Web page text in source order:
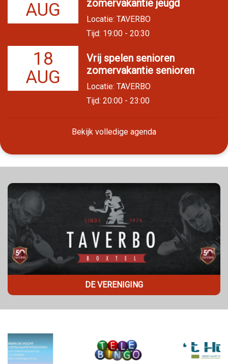
AUG
zomervakantie jeugd
Locatie: TAVERBO
Tijd: 19:00 - 20:30
18
AUG
Vrij spelen senioren
zomervakantie senioren
Locatie: TAVERBO
Tijd: 20:00 - 23:00
Bekijk volledige agenda
DE VERENIGING